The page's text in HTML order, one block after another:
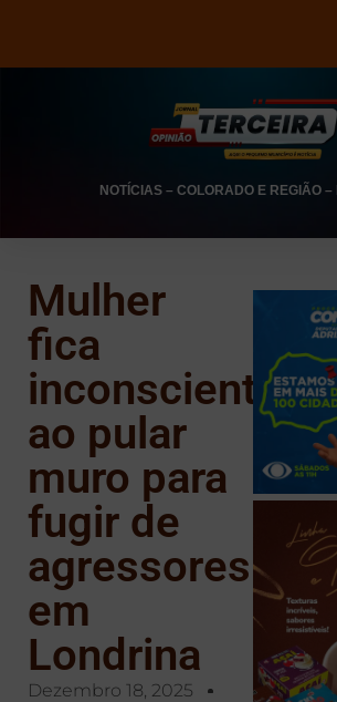
NOTÍCIAS– COLORADO E REGIÃO–
Mulher
fica
inconsciente
ao pular
muro para
fugir de
agressores
em
Londrina
Dezembro 18, 2025